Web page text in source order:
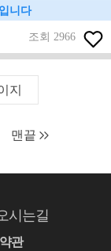
니다
조회 2966
지
맨끝
시는길
관